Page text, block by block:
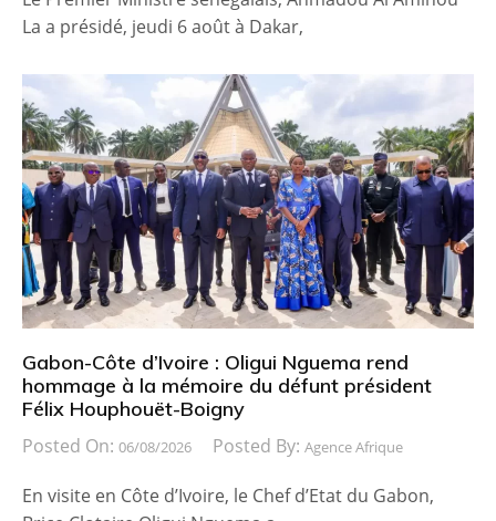
La a présidé, jeudi 6 août à Dakar,
Gabon-Côte d’Ivoire : Oligui Nguema rend
hommage à la mémoire du défunt président
Félix Houphouët-Boigny
Posted On: 06/08/2026 Posted By: Agence Afrique
En visite en Côte d’Ivoire, le Chef d’Etat du Gabon,